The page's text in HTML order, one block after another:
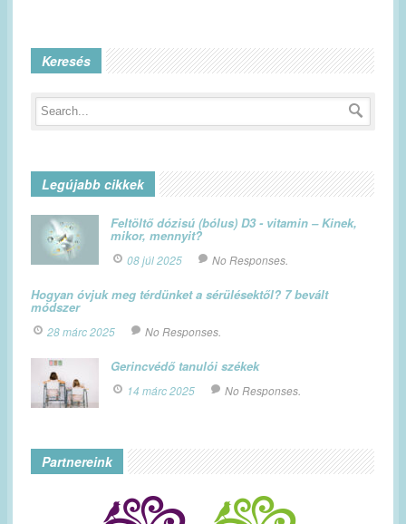
Keresés
Legújabb cikkek
Feltöltő dózisú (bólus) D3 - vitamin – Kinek,
mikor, mennyit?
08 júl 2025 No Responses.
Hogyan óvjuk meg térdünket a sérülésektől? 7 bevált
módszer
28 márc 2025 No Responses.
Gerincvédő tanulói székek
14 márc 2025 No Responses.
Partnereink